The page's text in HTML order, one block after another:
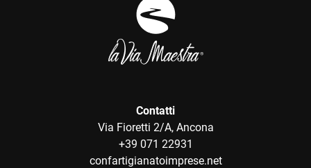
Contatti
Via Fioretti 2/A, Ancona
+39 071 22931
confartigianatoimprese.net